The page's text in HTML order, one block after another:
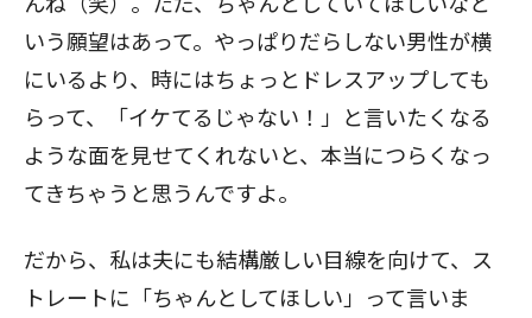
いう願望はあって。やっぱりだらしない男性が横
にいるより、時にはちょっとドレスアップしても
らって、「イケてるじゃない！」と言いたくなる
ような面を見せてくれないと、本当につらくなっ
てきちゃうと思うんですよ。
だから、私は夫にも結構厳しい目線を向けて、ス
トレートに「ちゃんとしてほしい」って言いま